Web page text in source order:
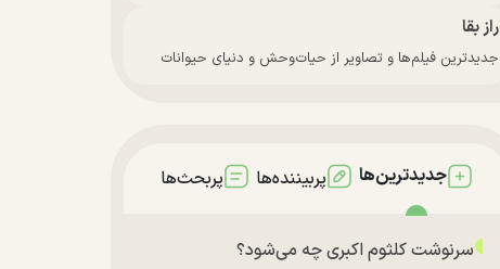
راز بقا
جدیدترین فیلم‌ها و تصاویر از حیات‌وحش و دنیای حیوانات
جدیدترین‌ها پربیننده‌ها پربحث‌ها
سرنوشت کلثوم اکبری چه می‌شود؟